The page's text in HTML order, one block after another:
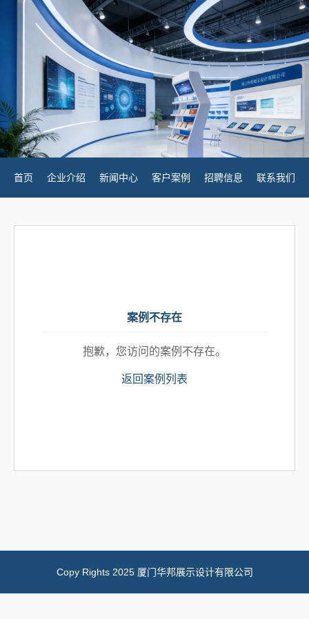
首页 企业介绍 新闻中心 客户案例 招聘信息 联系我们
案例不存在
抱歉，您访问的案例不存在。
返回案例列表
Copy Rights 2025 厦门华邦展示设计有限公司